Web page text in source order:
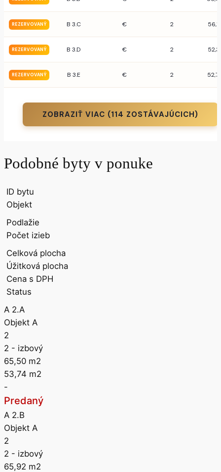
REZERVOVANÝ B 3.C € 2
REZERVOVANÝ B 3.D € 2
REZERVOVANÝ B 3.E € 2
ZOBRAZIŤ VIAC (114 ZOSTÁVAJÚCICH)
Podobné byty v ponuke
ID bytu
Objekt
Podlažie
Počet izieb
Celková plocha
Úžitková plocha
Cena s DPH
Status
A 2.A
Objekt A
2
2 - izbový
65,50 m2
53,74 m2
-
Predaný
A 2.B
Objekt A
2
2 - izbový
65,92 m2